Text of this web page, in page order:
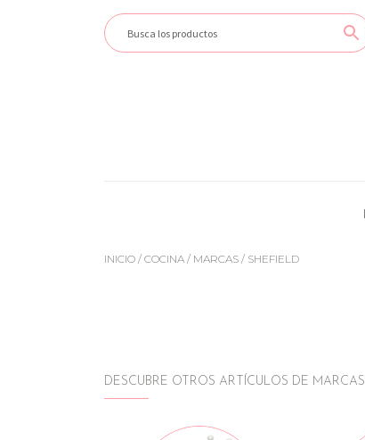
INICIO / COCINA / MARCAS / SHEFIELD
DESCUBRE OTROS ARTÍCULOS DE MARCAS